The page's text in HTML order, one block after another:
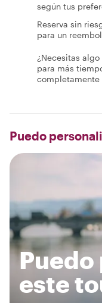
según tus
Reserva sin
para un
¿Necesitas
para más
completamente
Puedo
Puedo
este